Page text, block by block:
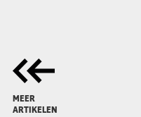
MEER
ARTIKELEN